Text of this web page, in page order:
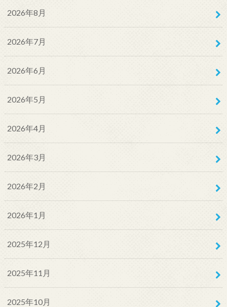
2026年8月
2026年7月
2026年6月
2026年5月
2026年4月
2026年3月
2026年2月
2026年1月
2025年12月
2025年11月
2025年10月